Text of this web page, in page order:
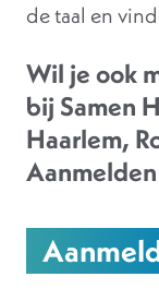
de taal en
Wil je ook
bij Samen
Haarlem,